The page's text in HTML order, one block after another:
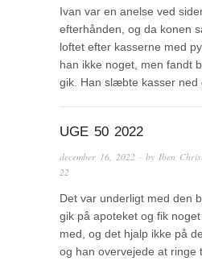
Ivan var en anelse ved
efterhånden, og da konen
loftet efter kasserne med
han ikke noget, men fandt
gik. Han slæbte kasser
UGE 50 2022
december 16, 2022 · by Iben
22
Det var underligt med den
gik på apoteket og fik
med, og det hjalp ikke på
og han overvejede at ringe